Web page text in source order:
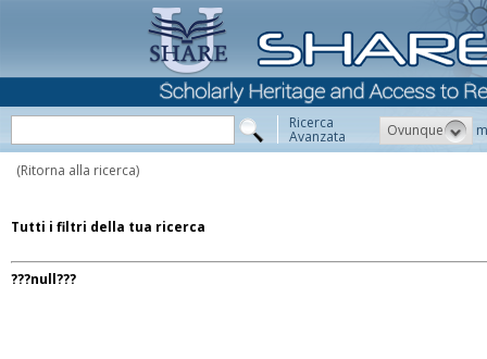
Ricerca
Avanzata Ovunque
(Ritorna alla ricerca)
Tutti i filtri della tua ricerca
???null???